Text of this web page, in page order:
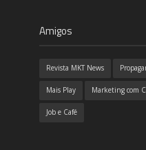
Amigos
Revista MKT News
Mais Play Marketing com
Job e Café